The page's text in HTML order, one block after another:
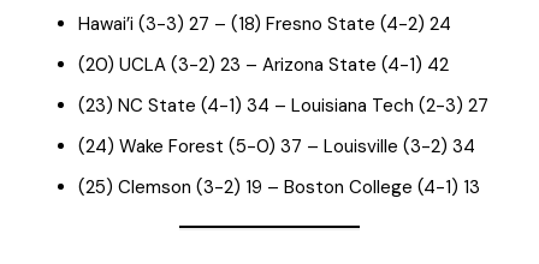
Hawai’i (3-3) 27 – (18) Fresno State (4-2) 24
(20) UCLA (3-2) 23 – Arizona State (4-1) 42
(23) NC State (4-1) 34 – Louisiana Tech (2-3) 27
(24) Wake Forest (5-0) 37 – Louisville (3-2) 34
(25) Clemson (3-2) 19 – Boston College (4-1) 13